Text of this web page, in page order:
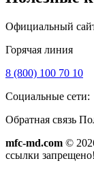
Официальный
Горячая линия
8 (800) 100 70 10
Социальные сети:
Обратная связь
mfc-md.com ©
ссылки запрещено!